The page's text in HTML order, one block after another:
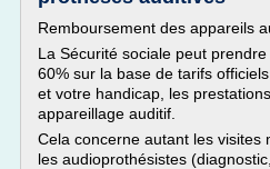
Remboursement des appareils
La Sécurité sociale peut
60% sur la base de tarifs
et votre handicap, les
appareillage auditif.
Cela concerne autant les visites
les audioprothésistes